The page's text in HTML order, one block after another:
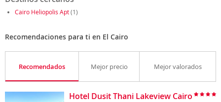
Cairo Heliopolis Apt(1)
Recomendaciones para ti en El Cairo
Recomendados Mejor precio Mejor valorados
Hotel Dusit Thani Lakeview Cairo